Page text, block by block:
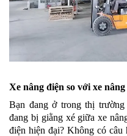
Xe nâng điện so với xe
Bạn đang ở trong thị
đang bị giằng xé giữa xe
điện hiện đại? Không có